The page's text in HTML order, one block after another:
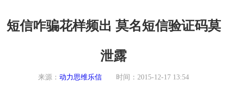
短信咋骗花样频出 莫名短信验证码莫
泄露
来源： 动力思维乐信 时间：2015-12-17 13:54